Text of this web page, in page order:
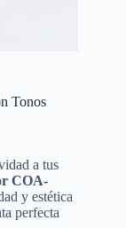
Tonos
a tus
COA-
y estética
perfecta